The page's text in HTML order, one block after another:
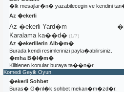
�lk mesajlar�n� yazabilecegin ve kendini
Az �ekerli
Az �ekerli Yard�m
Karalama ka��d�(1/7)
Az �ekerlilerin Alb�m�
Burada kendi resimlerinizi payla�abilirsiniz.
�mha B�l�m�
Kilitlenen konular buraya ta��n�r.
Komedi Geyik Oyun
�ekerli Sohbet
Buras� G�nl�k sohbet mekan�m�zd�r.